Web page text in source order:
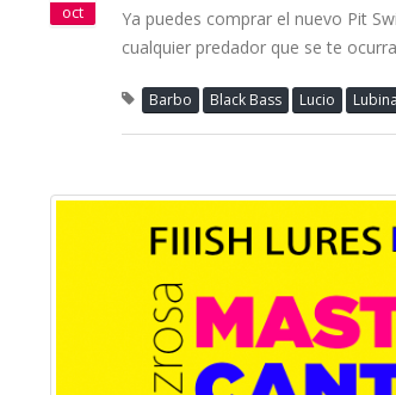
oct
Ya puedes comprar el nuevo Pit
cualquier predador que se te
Barbo Black Bass Lucio Lubina